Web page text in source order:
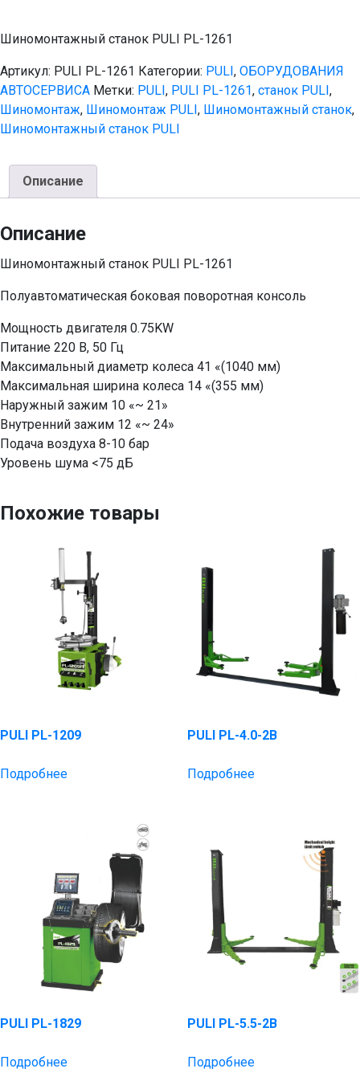
Шиномонтажный станок PULI PL-1261
Артикул: PULI PL-1261 Категории: PULI, ОБОРУДОВАНИЯ
АВТОСЕРВИСА Метки: PULI, PULI PL-1261, станок PULI,
Шиномонтаж, Шиномонтаж PULI, Шиномонтажный станок,
Шиномонтажный станок PULI
Описание
Описание
Шиномонтажный станок PULI PL-1261
Полуавтоматическая боковая поворотная консоль
Мощность двигателя 0.75KW
Питание 220 В, 50 Гц
Максимальный диаметр колеса 41 «(1040 мм)
Максимальная ширина колеса 14 «(355 мм)
Наружный зажим 10 «~ 21»
Внутренний зажим 12 «~ 24»
Подача воздуха 8-10 бар
Уровень шума <75 дБ
Похожие товары
PULI PL-1209
Подробнее
PULI PL-4.0-2B
Подробнее
PULI PL-1829
Подробнее
PULI PL-5.5-2B
Подробнее